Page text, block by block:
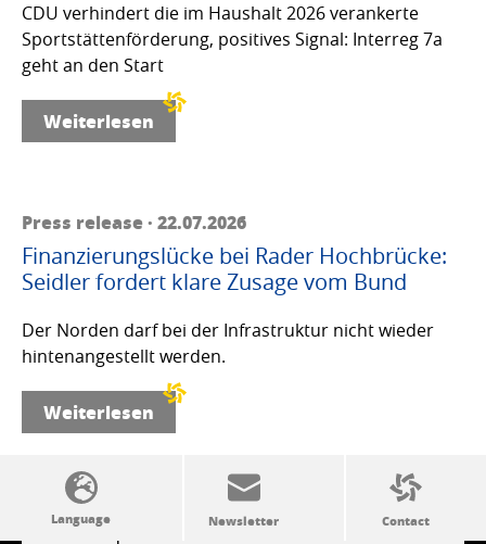
CDU verhindert die im Haushalt 2026 verankerte
Sportstättenförderung, positives Signal: Interreg 7a
geht an den Start
Weiterlesen
Press release · 22.07.2026
Finanzierungslücke bei Rader Hochbrücke:
Seidler fordert klare Zusage vom Bund
Der Norden darf bei der Infrastruktur nicht wieder
hintenangestellt werden.
Weiterlesen
SSW politics from A to Z